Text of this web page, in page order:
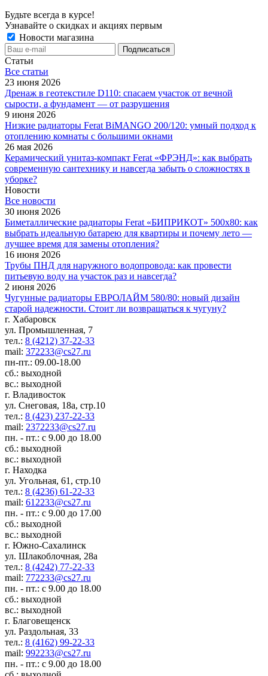
Будьте всегда в курсе!
Узнавайте о скидках и акциях первым
Новости магазина
Статьи
Все cтатьи
23 июня 2026
Дренаж в геотекстиле D110: спасаем участок от вечной
сырости, а фундамент — от разрушения
9 июня 2026
Низкие радиаторы Ferat BiMANGO 200/120: умный подход к
отоплению комнаты с большими окнами
26 мая 2026
Керамический унитаз-компакт Ferat «ФРЭНД»: как выбрать
современную сантехнику и навсегда забыть о сложностях в
уборке?
Новости
Все новости
30 июня 2026
Биметаллические радиаторы Ferat «БИПРИКОТ» 500x80: как
выбрать идеальную батарею для квартиры и почему лето —
лучшее время для замены отопления?
16 июня 2026
Трубы ПНД для наружного водопровода: как провести
питьевую воду на участок раз и навсегда?
2 июня 2026
Чугунные радиаторы ЕВРОЛАЙМ 580/80: новый дизайн
старой надежности. Стоит ли возвращаться к чугуну?
г. Хабаровск
ул. Промышленная, 7
тел.: 8 (4212) 37-22-33
mail: 372233@cs27.ru
пн-пт.: 09.00-18.00
сб.: выходной
вс.: выходной
г. Владивосток
ул. Снеговая, 18а, стр.10
тел.: 8 (423) 237-22-33
mail: 2372233@cs27.ru
пн. - пт.: с 9.00 до 18.00
сб.: выходной
вс.: выходной
г. Находка
ул. Угольная, 61, стр.10
тел.: 8 (4236) 61-22-33
mail: 612233@cs27.ru
пн. - пт.: с 9.00 до 17.00
сб.: выходной
вс.: выходной
г. Южно-Сахалинск
ул. Шлакоблочная, 28а
тел.: 8 (4242) 77-22-33
mail: 772233@cs27.ru
пн. - пт.: с 9.00 до 18.00
сб.: выходной
вс.: выходной
г. Благовещенск
ул. Раздольная, 33
тел.: 8 (4162) 99-22-33
mail: 992233@cs27.ru
пн. - пт.: с 9.00 до 18.00